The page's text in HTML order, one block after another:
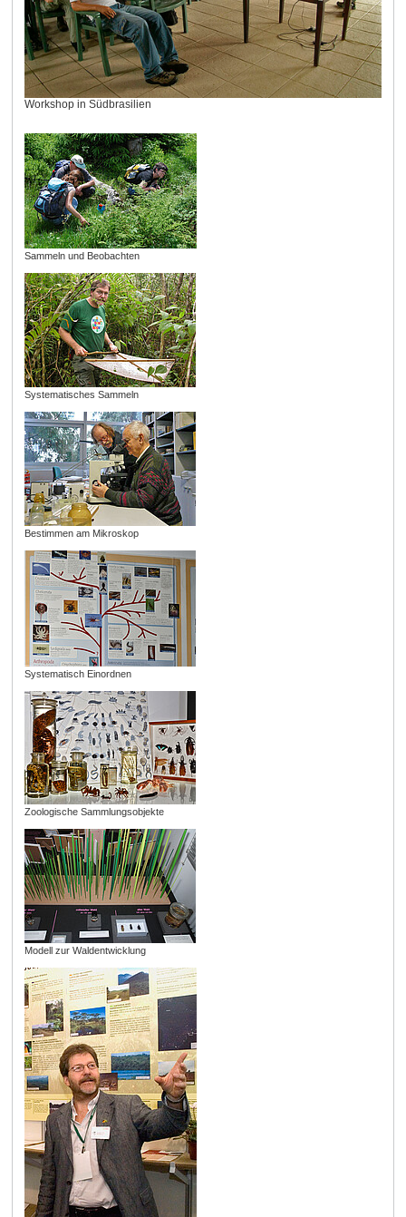
Workshop in Südbrasilien
Sammeln und Beobachten
Systematisches Sammeln
Bestimmen am Mikroskop
Systematisch Einordnen
Zoologische Sammlungsobjekte
Modell zur Waldentwicklung